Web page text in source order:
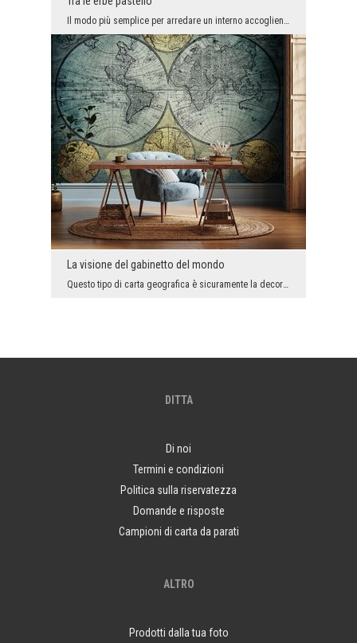
Il modo più semplice per arredare un interno accogliente e d'atmosfera è utilizzare i colori crem...
La visione del gabinetto del mondo
Questo tipo di carta geografica è sicuramente la decorazione ideale per un ufficio di casa o di l...
DITTA
Di noi
Termini e condizioni
Politica sulla riservatezza
Domande e risposte
Campioni di carta da parati
ALTRO
Prodotti dalla tua foto